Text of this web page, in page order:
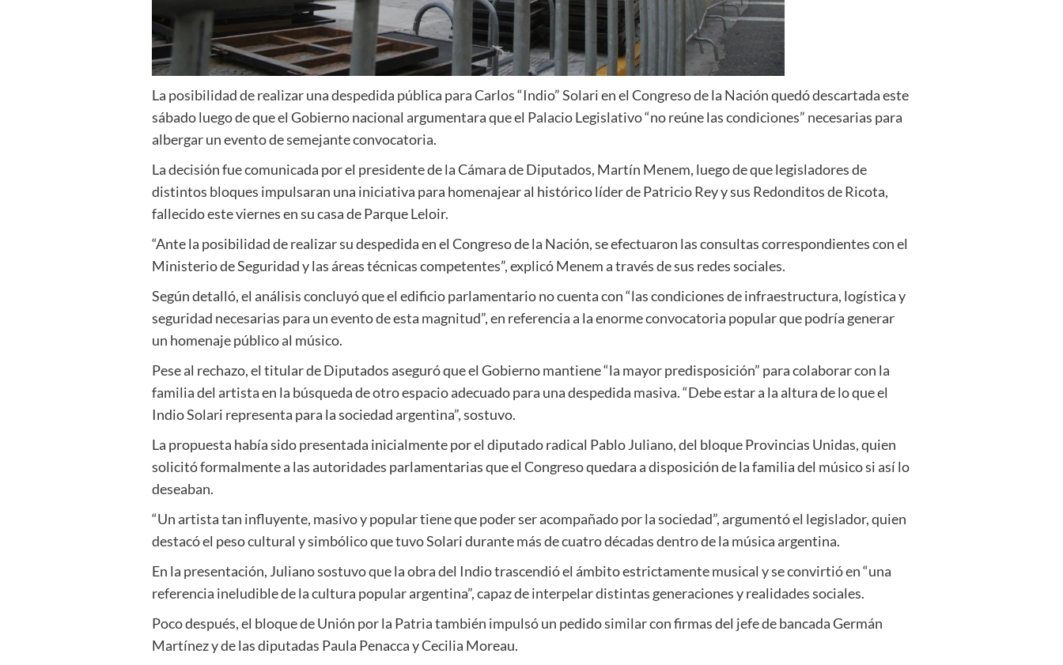
La posibilidad de realizar una despedida pública para Carlos “Indio” Solari en el Congreso de la Nación quedó descartada este
sábado luego de que el Gobierno nacional argumentara que el Palacio Legislativo “no reúne las condiciones” necesarias para
albergar un evento de semejante convocatoria.
La decisión fue comunicada por el presidente de la Cámara de Diputados, Martín Menem, luego de que legisladores de
distintos bloques impulsaran una iniciativa para homenajear al histórico líder de Patricio Rey y sus Redonditos de Ricota,
fallecido este viernes en su casa de Parque Leloir.
“Ante la posibilidad de realizar su despedida en el Congreso de la Nación, se efectuaron las consultas correspondientes con el
Ministerio de Seguridad y las áreas técnicas competentes”, explicó Menem a través de sus redes sociales.
Según detalló, el análisis concluyó que el edificio parlamentario no cuenta con “las condiciones de infraestructura, logística y
seguridad necesarias para un evento de esta magnitud”, en referencia a la enorme convocatoria popular que podría generar
un homenaje público al músico.
Pese al rechazo, el titular de Diputados aseguró que el Gobierno mantiene “la mayor predisposición” para colaborar con la
familia del artista en la búsqueda de otro espacio adecuado para una despedida masiva. “Debe estar a la altura de lo que el
Indio Solari representa para la sociedad argentina”, sostuvo.
La propuesta había sido presentada inicialmente por el diputado radical Pablo Juliano, del bloque Provincias Unidas, quien
solicitó formalmente a las autoridades parlamentarias que el Congreso quedara a disposición de la familia del músico si así lo
deseaban.
“Un artista tan influyente, masivo y popular tiene que poder ser acompañado por la sociedad”, argumentó el legislador, quien
destacó el peso cultural y simbólico que tuvo Solari durante más de cuatro décadas dentro de la música argentina.
En la presentación, Juliano sostuvo que la obra del Indio trascendió el ámbito estrictamente musical y se convirtió en “una
referencia ineludible de la cultura popular argentina”, capaz de interpelar distintas generaciones y realidades sociales.
Poco después, el bloque de Unión por la Patria también impulsó un pedido similar con firmas del jefe de bancada Germán
Martínez y de las diputadas Paula Penacca y Cecilia Moreau.